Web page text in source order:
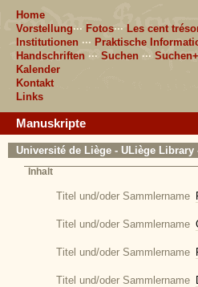
Home
Vorstellung··· Fotos··· Les cent
Institutionen ··· Praktische
Handschriften ··· Suchen ··· Suchen+
Kalender
Kontakt
Links
Manuskripte
Université de Liège - ULiège Library
Inhalt
Titel und/oder Sammlername
Titel und/oder Sammlername
Titel und/oder Sammlername
Titel und/oder Sammlername